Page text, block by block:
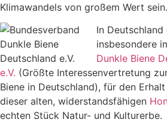
Klimawandels von großem Wert sein.
In Deutschland
insbesondere
Dunkle Biene
e.V. (Größte Interessenvertretung
Biene in Deutschland), für den
dieser alten, widerstandsfähigen
echten Stück Natur- und Kulturerbe.